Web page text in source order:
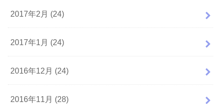
2017年2月 (24)
2017年1月 (24)
2016年12月 (24)
2016年11月 (28)